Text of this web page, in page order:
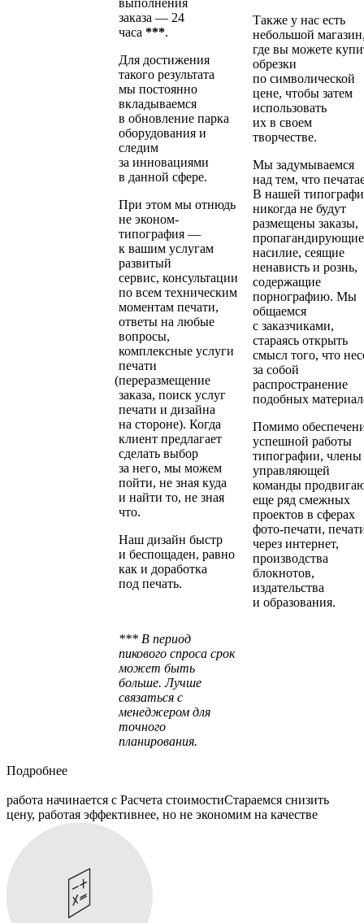
заказа — 24
часа ***.
Для достижения
такого результата
мы постоянно
вкладываемся
в обновление парка
оборудования и
следим
за инновациями
в данной сфере.
При этом мы отнюдь
не эконом-
типография —
к вашим услугам
развитый
сервис, консультации
по всем техническим
моментам печати,
ответы на любые
вопросы,
комплексные услуги
печати
(переразмещение
заказа, поиск услуг
печати и дизайна
на стороне). Когда
клиент предлагает
сделать выбор
за него, мы можем
пойти, не зная куда
и найти то, не зная
что.
Наш дизайн быстр
и беспощаден, равно
как и доработка
под печать.
*** В период
пикового спроса срок
может быть
больше. Лучше
связаться с
менеджером для
точного
планирования.
Также у нас есть
небольшой
где вы можете
обрезки
по символической
цене, чтобы затем
использовать
их в своем
творчестве.
Мы задумываемся
над тем, что
В нашей
никогда не будут
размещены заказы,
пропагандирующие
насилие, сеящие
ненависть и рознь,
содержащие
порнографию. Мы
общаемся
с заказчиками,
стараясь открыть
смысл того, что
за собой
распространение
подобных
Помимо
успешной работы
типографии, члены
управляющей
команды
еще ряд смежных
проектов в сферах
фото-печати,
через интернет,
производства
блокнотов,
издательства
и образования.
Подробнее
работа начинается с Расчета стоимостиСтараемся снизить
цену, работая эффективнее, но не экономим на качестве